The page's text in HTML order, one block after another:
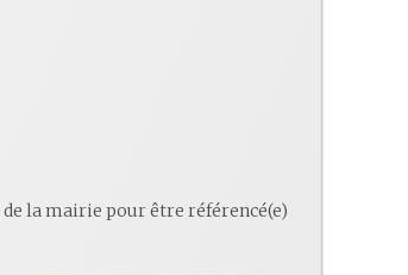
la mairie pour être référencé(e)